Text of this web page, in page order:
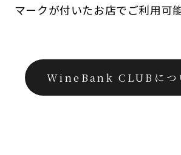
マークが付いたお店でご利用可能
WineBank CLUBにつ